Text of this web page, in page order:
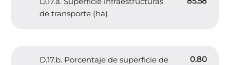
de transporte (ha)
D.17.b. Porcentaje de superficie de
0.80